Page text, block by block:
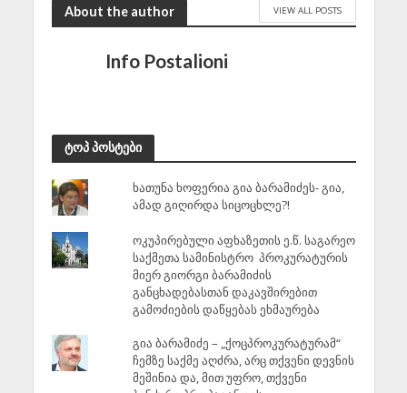
About the author VIEW ALL POSTS
Info Postalioni
ტოპ პოსტები
ხათუნა ხოფერია გია ბარამიძეს- გია,
ამად გიღირდა სიცოცხლე?!
ოკუპირებული აფხაზეთის ე.წ. საგარეო
საქმეთა სამინისტრო პროკურატურის
მიერ გიორგი ბარამიძის
განცხადებასთან დაკავშირებით
გამოძიების დაწყებას ეხმაურება
გია ბარამიძე – „ქოცპროკურატურამ“
ჩემზე საქმე აღძრა, არც თქვენი დევნის
მეშინია და, მით უფრო, თქვენი